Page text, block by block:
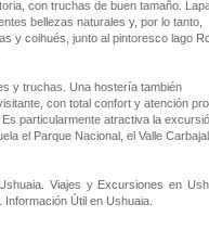
con truchas de buen tamaño.
bellezas naturales y, por lo tanto,
y coihués, junto al pintoresco lago
y truchas. Una hostería también
con total confort y atención
particularmente atractiva la
el Parque Nacional, el Valle Carbajal,
Viajes y Excursiones en
Útil en Ushuaia.